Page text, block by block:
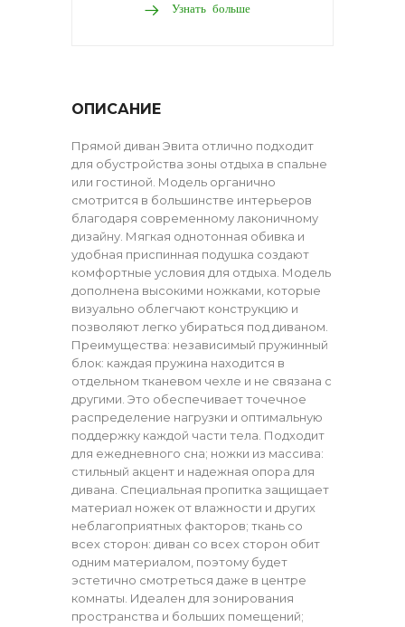
Узнать больше
ОПИСАНИЕ
Прямой диван Эвита отлично подходит
для обустройства зоны отдыха в спальне
или гостиной. Модель органично
смотрится в большинстве интерьеров
благодаря современному лаконичному
дизайну. Мягкая однотонная обивка и
удобная приспинная подушка создают
комфортные условия для отдыха. Модель
дополнена высокими ножками, которые
визуально облегчают конструкцию и
позволяют легко убираться под диваном.
Преимущества: независимый пружинный
блок: каждая пружина находится в
отдельном тканевом чехле и не связана с
другими. Это обеспечивает точечное
распределение нагрузки и оптимальную
поддержку каждой части тела. Подходит
для ежедневного сна; ножки из массива:
стильный акцент и надежная опора для
дивана. Специальная пропитка защищает
материал ножек от влажности и других
неблагоприятных факторов; ткань со
всех сторон: диван со всех сторон обит
одним материалом, поэтому будет
эстетично смотреться даже в центре
комнаты. Идеален для зонирования
пространства и больших помещений;